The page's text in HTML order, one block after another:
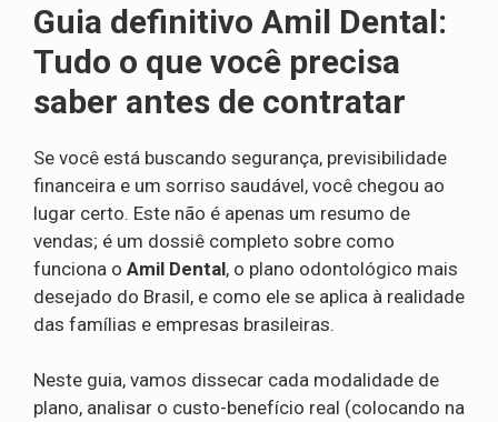
Guia definitivo Amil Dental:
Tudo o que você precisa
saber antes de contratar
Se você está buscando segurança, previsibilidade
financeira e um sorriso saudável, você chegou ao
lugar certo. Este não é apenas um resumo de
vendas; é um dossiê completo sobre como
funciona o Amil Dental, o plano odontológico mais
desejado do Brasil, e como ele se aplica à realidade
das famílias e empresas brasileiras.
Neste guia, vamos dissecar cada modalidade de
plano, analisar o custo-benefício real (colocando na